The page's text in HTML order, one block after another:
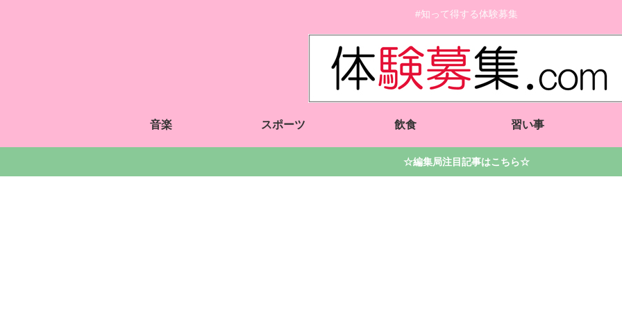
#知って得する体験募集
音楽 スポーツ 飲食 習い事
☆編集局注目記事はこちら☆